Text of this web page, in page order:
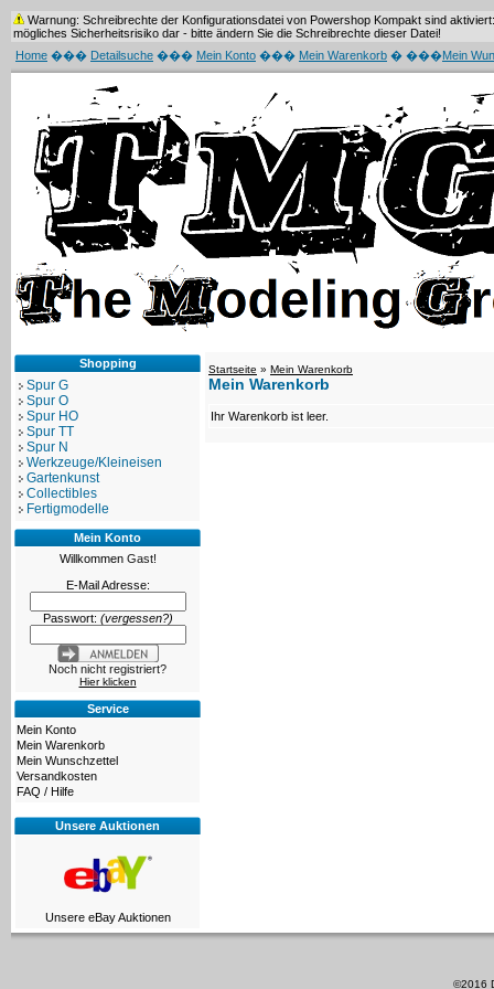
Warnung: Schreibrechte der Konfigurationsdatei von Powershop Kompakt sind
mögliches Sicherheitsrisiko dar - bitte ändern Sie die Schreibrechte dieser Datei!
Home ��� Detailsuche ��� Mein Konto ��� Mein Warenkorb � ���Mein
Shopping
Spur G
Spur O
Spur HO
Spur TT
Spur N
Werkzeuge/Kleineisen
Gartenkunst
Collectibles
Fertigmodelle
Mein Konto
Willkommen Gast!
E-Mail Adresse:
Passwort: (vergessen?)
Noch nicht registriert?
Hier klicken
Service
Mein Konto
Mein Warenkorb
Mein Wunschzettel
Versandkosten
FAQ / Hilfe
Unsere Auktionen
Unsere eBay Auktionen
Startseite » Mein Warenkorb
Mein Warenkorb
Ihr Warenkorb ist leer.
©2016